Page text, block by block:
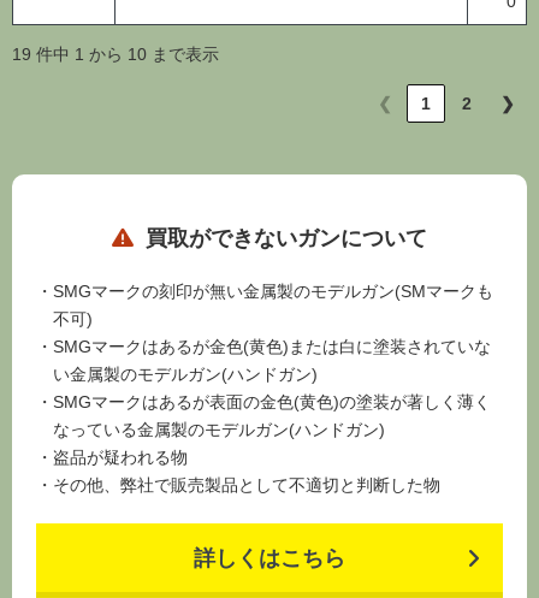
1
不可)
SMGマークはあるが金色(黄色)または白に塗装されていな
い金属製のモデルガン(ハンドガン)
SMGマークはあるが表面の金色(黄色)の塗装が著しく薄く
なっている金属製のモデルガン(ハンドガン)
盗品が疑われる物
その他、弊社で販売製品として不適切と判断した物